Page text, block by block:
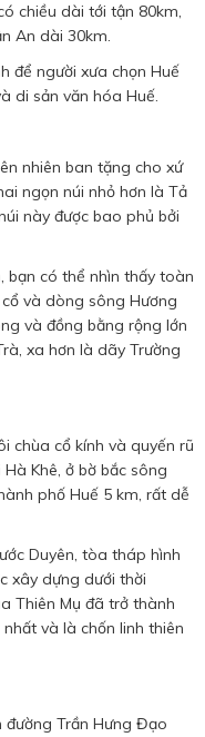
chiều dài tới tận 80km,
An dài 30km.
để người xưa chọn Huế
di sản văn hóa Huế.
nhiên ban tặng cho xứ
ngọn núi nhỏ hơn là Tả
này được bao phủ bởi
bạn có thể nhìn thấy toàn
và dòng sông Hương
và đồng bằng rộng lớn
xa hơn là dãy Trường
chùa cổ kính và quyến rũ
Khê, ở bờ bắc sông
phố Huế 5 km, rất dễ
Duyên, tòa tháp hình
xây dựng dưới thời
Thiên Mụ đã trở thành
và là chốn linh thiên
Trần Hưng Đạo